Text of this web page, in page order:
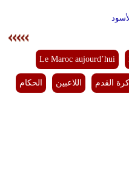
Le Maroc aujourd’hui
كرة القدم اللاعبين الحكام